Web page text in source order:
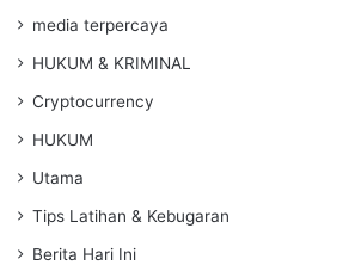
media terpercaya
HUKUM & KRIMINAL
Cryptocurrency
HUKUM
Utama
Tips Latihan & Kebugaran
Berita Hari Ini